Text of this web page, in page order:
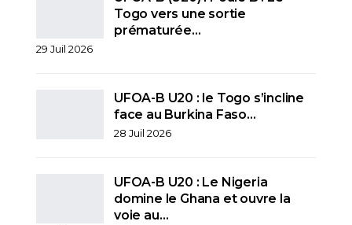
Togo vers une sortie
prématurée…
29 Juil 2026
UFOA-B U20 : le Togo s’incline
face au Burkina Faso…
28 Juil 2026
UFOA-B U20 : Le Nigeria
domine le Ghana et ouvre la
voie au…